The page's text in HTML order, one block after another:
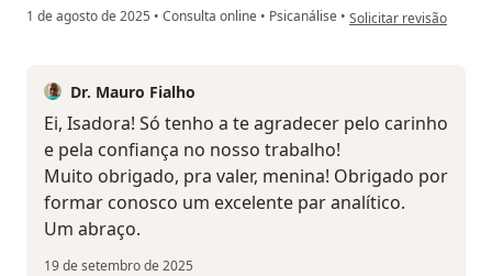
1 de agosto de 2025 • Consulta online • Psicanálise • na opinião do
Solicitar revisão
Dr. Mauro Fialho
Ei, Isadora! Só tenho a te agradecer pelo carinho
e pela confiança no nosso trabalho!
Muito obrigado, pra valer, menina! Obrigado por
formar conosco um excelente par analítico.
Um abraço.
19 de setembro de 2025